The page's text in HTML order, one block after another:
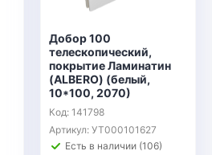
Добор 100
телескопический,
покрытие Ламинатин
(ALBERO) (белый,
10*100, 2070)
Код: 141798
Артикул: УТ000101627
Есть в наличии (106)